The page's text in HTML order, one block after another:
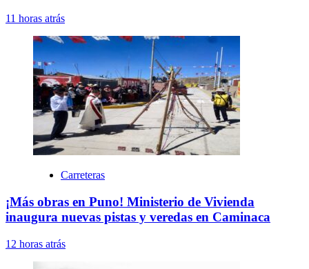
11 horas atrás
Carreteras
¡Más obras en Puno! Ministerio de Vivienda
inaugura nuevas pistas y veredas en Caminaca
12 horas atrás